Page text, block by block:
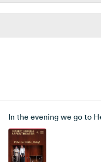
In the evening we go to